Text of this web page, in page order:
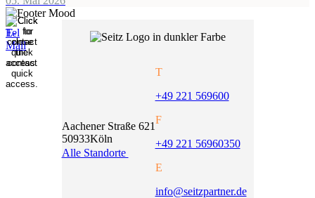
Aachener Straße 621
50933Köln
Alle Standorte
T
+49 221 569600
F
+49 221 56960350
E
info@seitzpartner.de